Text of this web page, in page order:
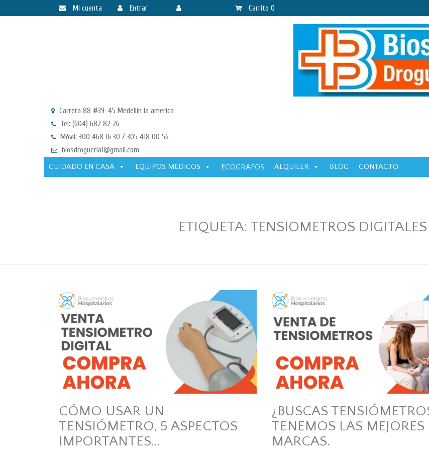
Mi cuenta
Entrar
Carrito 0
Carrera 88 #39-45 Medellín la america
Tel: (604) 682 82 26
Móvil: 300 468 16 30 / 305 418 00 56
biosdrogueria1@gmail.com
CUIDADO EN CASA
EQUIPOS MÉDICOS ECOGRAFOS ALQUILER BLOG CONTACTO
ETIQUETA: TENSIOMETROS
CÓMO USAR UN
TENSIÓMETRO, 5 ASPECTOS
IMPORTANTES…
¿BUSCAS
TENEMOS LAS MEJORES
MARCAS.